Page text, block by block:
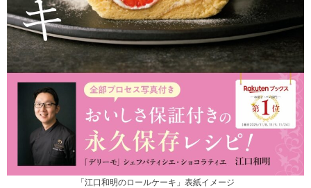
「江口和明のロールケーキ」表紙イメージ